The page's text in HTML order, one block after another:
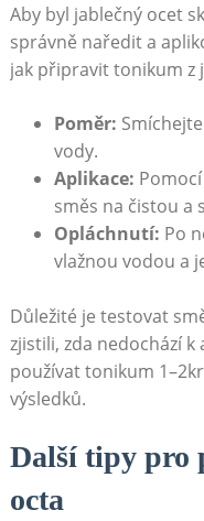
Aby byl jablečný ocet
správně naředit a
jak připravit tonikum z
Poměr:
vody.
Aplikace:
směs na čistou a
Opláchnutí: Po
vlažnou vodou a
Důležité je testovat
zjistili, zda nedochází
používat tonikum
výsledků.
Další tipy pro
octa